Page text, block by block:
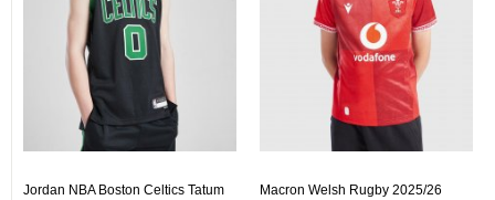
Jordan NBA Boston Celtics Tatum Macron Welsh Rugby 2025/26